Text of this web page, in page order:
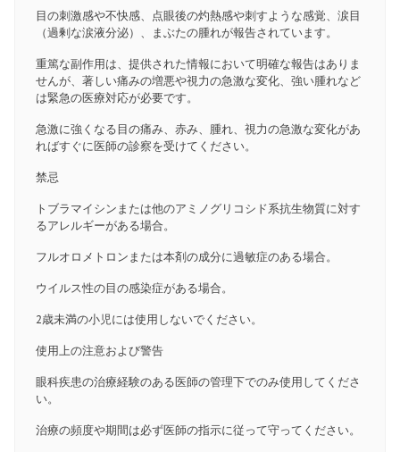
目の刺激感や不快感、点眼後の灼熱感や刺すような感覚、涙目
（過剰な涙液分泌）、まぶたの腫れが報告されています。
重篤な副作用は、提供された情報において明確な報告はありま
せんが、著しい痛みの増悪や視力の急激な変化、強い腫れなど
は緊急の医療対応が必要です。
急激に強くなる目の痛み、赤み、腫れ、視力の急激な変化があ
ればすぐに医師の診察を受けてください。
禁忌
トブラマイシンまたは他のアミノグリコシド系抗生物質に対す
るアレルギーがある場合。
フルオロメトロンまたは本剤の成分に過敏症のある場合。
ウイルス性の目の感染症がある場合。
2歳未満の小児には使用しないでください。
使用上の注意および警告
眼科疾患の治療経験のある医師の管理下でのみ使用してくださ
い。
治療の頻度や期間は必ず医師の指示に従って守ってください。